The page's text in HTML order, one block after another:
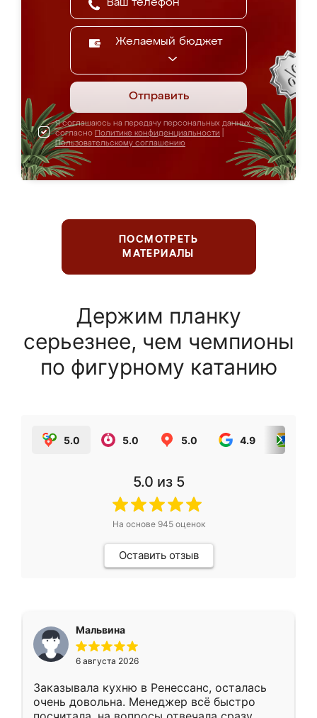
Желаемый бюджет
Отправить
Я соглашаюсь на передачу персональных данных
согласно Политике конфиденциальности
Пользовательскому соглашению
ПОСМОТРЕТЬ
МАТЕРИАЛЫ
Держим планку
серьезнее, чем чемпионы
по фигурному катанию
5.0 5.0 5.0 4.9
5.0 из 5
На основе 945оценок
Оставить отзыв
Мальвина
6 августа 2026
Заказывала кухню в Ренессанс, осталась
очень довольна. Менеджер всё быстро